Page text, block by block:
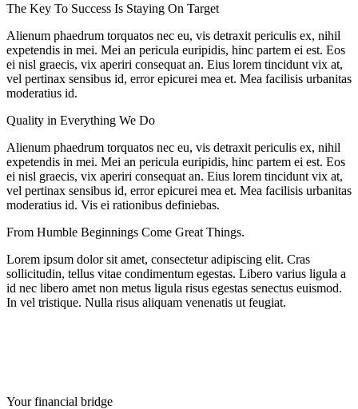
The Key To Success Is Staying On Target
Alienum phaedrum torquatos nec eu, vis detraxit periculis ex, nihil
expetendis in mei. Mei an pericula euripidis, hinc partem ei est. Eos
ei nisl graecis, vix aperiri consequat an. Eius lorem tincidunt vix at,
vel pertinax sensibus id, error epicurei mea et. Mea facilisis urbanitas
moderatius id.
Quality in Everything We Do
Alienum phaedrum torquatos nec eu, vis detraxit periculis ex, nihil
expetendis in mei. Mei an pericula euripidis, hinc partem ei est. Eos
ei nisl graecis, vix aperiri consequat an. Eius lorem tincidunt vix at,
vel pertinax sensibus id, error epicurei mea et. Mea facilisis urbanitas
moderatius id. Vis ei rationibus definiebas.
From Humble Beginnings Come Great Things.
Lorem ipsum dolor sit amet, consectetur adipiscing elit. Cras
sollicitudin, tellus vitae condimentum egestas. Libero varius ligula a
id nec libero amet non metus ligula risus egestas senectus euismod.
In vel tristique. Nulla risus aliquam venenatis ut feugiat.
Your financial bridge